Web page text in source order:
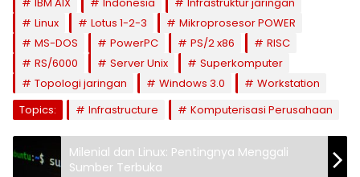
Linux
Lotus 1-2-3
Mikroprosesor POWER
MS-DOS
PowerPC PS/2 x86
RISC
RS/6000
Server Unix
Superkomputer
Topologi jaringan
Windows 3.0
Workstation
Topics:
Infrastructure Komputerisasi Perusahaan
Milenial dan Linux: Pentingnya Menggali
Sumber Terbuka